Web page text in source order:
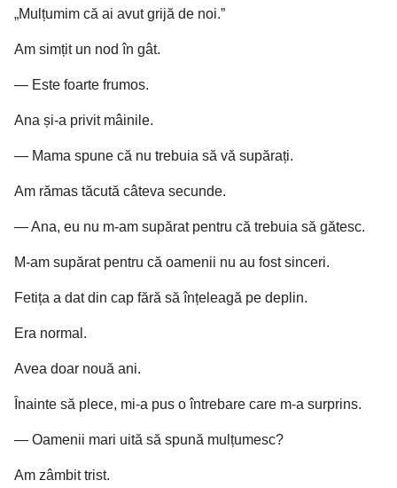
„Mulțumim că ai avut grijă de noi.”
Am simțit un nod în gât.
— Este foarte frumos.
Ana și-a privit mâinile.
— Mama spune că nu trebuia să vă supărați.
Am rămas tăcută câteva secunde.
— Ana, eu nu m-am supărat pentru că trebuia să gătesc.
M-am supărat pentru că oamenii nu au fost sinceri.
Fetița a dat din cap fără să înțeleagă pe deplin.
Era normal.
Avea doar nouă ani.
Înainte să plece, mi-a pus o întrebare care m-a surprins.
— Oamenii mari uită să spună mulțumesc?
Am zâmbit trist.